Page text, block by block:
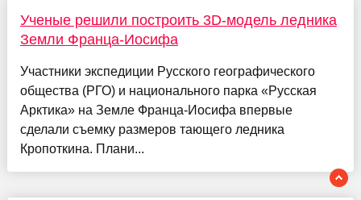
Ученые решили построить 3D-модель ледника
Земли Франца-Иосифа
Участники экспедиции Русского географического
общества (РГО) и национального парка «Русская
Арктика» на Земле Франца-Иосифа впервые
сделали съемку размеров тающего ледника
Кропоткина. Плани...